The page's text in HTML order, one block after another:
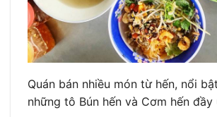
Quán bán nhiều món từ hến, nổi
những tô Bún hến và Cơm hến đầy